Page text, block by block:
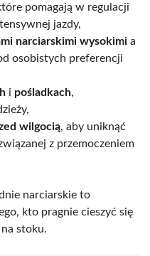
pomagają w regulacji
jazdy,
narciarskimi wysokimi a
osobistych preferencji
i pośladkach,
wilgocią, aby uniknąć
z przemoczeniem
narciarskie to
kto pragnie cieszyć się
na stoku.